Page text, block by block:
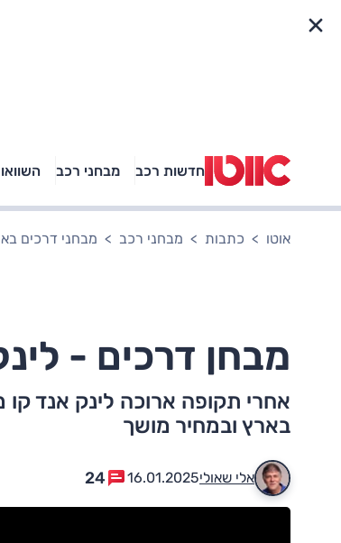
חדשות רכב מבחני רכב
באיזה רכב פנאי
אוטו כתבות מבחני רכב מבחני דרכים
מבחן דרכים - לינק
אחרי תקופה ארוכה לינק אנד
בארץ ובמחיר מושך
אלי שאולי16.01.2025
24